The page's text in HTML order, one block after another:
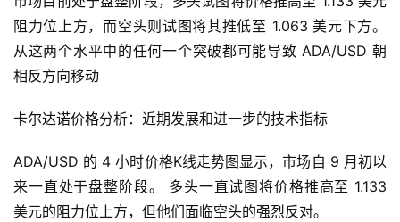
阻力位上方，而空头则试图将其推低至 1.063 美元下方。
从这两个水平中的任何一个突破都可能导致 ADA/USD 朝
相反方向移动
卡尔达诺价格分析：近期发展和进一步的技术指标
ADA/USD 的 4 小时价格K线走势图显示，市场自 9 月初以
来一直处于盘整阶段。 多头一直试图将价格推高至 1.133
美元的阻力位上方，但他们面临空头的强烈反对。